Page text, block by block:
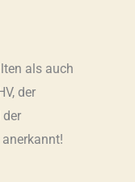
als auch
der
der